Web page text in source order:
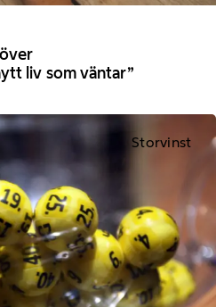
liv som väntar”
Storvinst